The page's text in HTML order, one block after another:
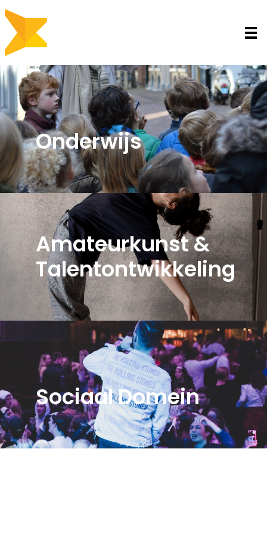
Onderwijs
Amateurkunst &
Talentontwikkeling
Sociaal Domein